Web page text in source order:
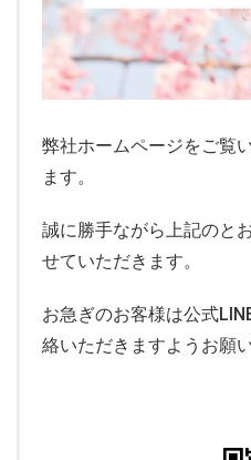
弊社ホームページをご覧
ます。
誠に勝手ながら上記のと
せていただきます。
お急ぎのお客様は公式
絡いただきますようお願